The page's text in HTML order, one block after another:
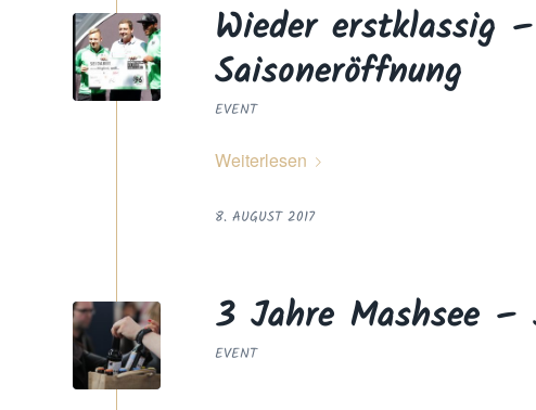
Wieder erstklassig
Saisoneröffnung
EVENT
Weiterlesen
8. AUGUST 2017
3 Jahre Mashsee
EVENT